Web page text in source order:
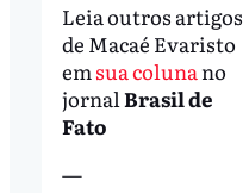
Leia outros artigos
de Macaé Evaristo
emsua colunano
jornalBrasil de
Fato
—